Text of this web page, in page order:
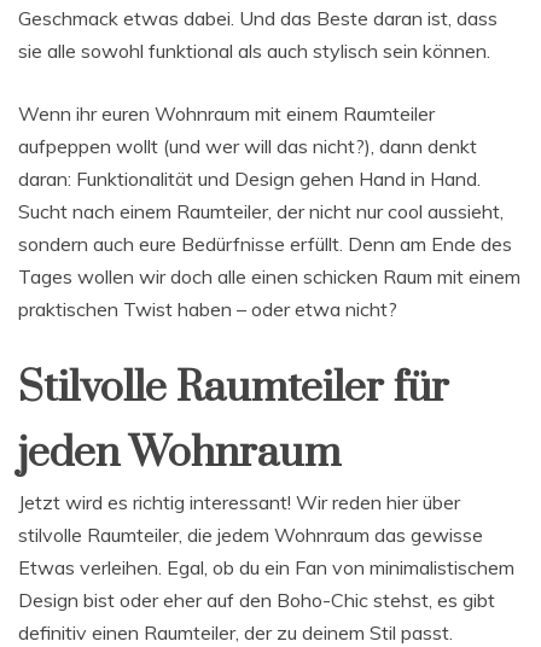
Geschmack etwas dabei. Und das Beste daran ist, dass
sie alle sowohl funktional als auch stylisch sein können.
Wenn ihr euren Wohnraum mit einem Raumteiler
aufpeppen wollt (und wer will das nicht?), dann denkt
daran: Funktionalität und Design gehen Hand in Hand.
Sucht nach einem Raumteiler, der nicht nur cool aussieht,
sondern auch eure Bedürfnisse erfüllt. Denn am Ende des
Tages wollen wir doch alle einen schicken Raum mit einem
praktischen Twist haben – oder etwa nicht?
Stilvolle Raumteiler für
jeden Wohnraum
Jetzt wird es richtig interessant! Wir reden hier über
stilvolle Raumteiler, die jedem Wohnraum das gewisse
Etwas verleihen. Egal, ob du ein Fan von minimalistischem
Design bist oder eher auf den Boho-Chic stehst, es gibt
definitiv einen Raumteiler, der zu deinem Stil passt.